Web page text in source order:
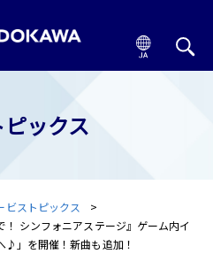
ックス
ビストピックス
！ シンフォニアステージ』ゲーム内イ
♪」を開催！新曲も追加！